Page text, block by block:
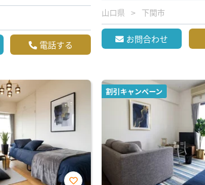
電話する
山口県 下関市
お問合わせ
割引キャンペーン